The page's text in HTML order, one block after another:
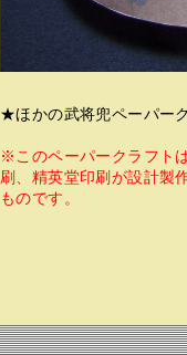
★ほかの武将兜ペーパー
※このペーパークラフト
刷、精英堂印刷が設計製
ものです。